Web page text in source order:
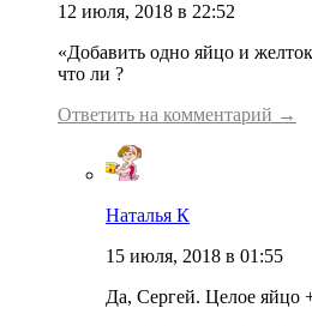
12 июля, 2018 в 22:52
«Добавить одно яйцо и
что ли ?
Ответить на комментарий →
Наталья К
15 июля, 2018 в 01:55
Да, Сергей. Целое яйцо